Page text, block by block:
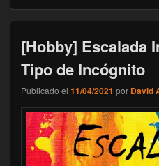
[Hobby] Escalada
Tipo de Incógnito
Publicado el 11/04/2021 por David